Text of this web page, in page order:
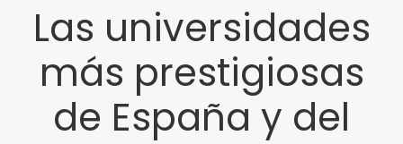
Las universidades
más prestigiosas
de España y del